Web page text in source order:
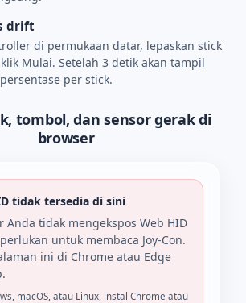
drift
di permukaan datar, lepaskan stick
Mulai. Setelah 3 detik akan tampil
per stick.
tombol, dan sensor gerak di
browser
tidak tersedia di sini
Anda tidak mengekspos Web HID
untuk membaca Joy-Con.
ini di Chrome atau Edge
macOS, atau Linux, instal Chrome atau